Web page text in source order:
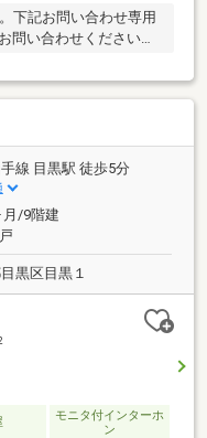
下記お問い合わせ専用
問い合わせください。
の際は、ご自宅まで車
東宝ハウス新都心の家
に専属FPを一生涯無
未来カレンダーによ
ョン（詳しくはお問合
行ご紹介／ 変動金利
最優遇）、スゴ団信
）（4）物件ごとの災
引越費用の割引サポ
手線 目黒駅 徒歩5分
月/9階建
黒区目黒１
モニタ付インターホ
ン